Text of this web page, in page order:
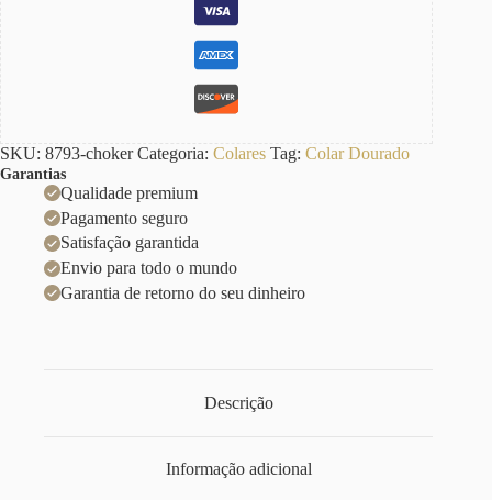
SKU: 8793-choker Categoria: Colares Tag: Colar Dourado
Garantias
Qualidade premium
Pagamento seguro
Satisfação garantida
Envio para todo o mundo
Garantia de retorno do seu dinheiro
Descrição
Informação adicional